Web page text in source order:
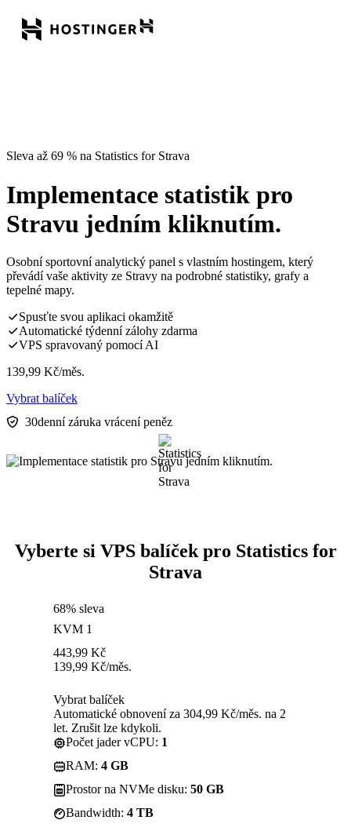
Sleva až 69 % na Statistics for Strava
Implementace statistik pro
Stravu jedním kliknutím.
Osobní sportovní analytický panel s vlastním hostingem, který
převádí vaše aktivity ze Stravy na podrobné statistiky, grafy a
tepelné mapy.
Spusťte svou aplikaci okamžitě
Automatické týdenní zálohy zdarma
VPS spravovaný pomocí AI
139,99 Kč/měs.
Vybrat balíček
30denní záruka vrácení peněz
Vyberte si VPS balíček pro Statistics for
Strava
68% sleva
KVM 1
443,99 Kč
139,99 Kč/měs.
Vybrat balíček
Automatické obnovení za 304,99 Kč/měs. na 2
let. Zrušit lze kdykoli.
Počet jader vCPU: 1
RAM: 4 GB
Prostor na NVMe disku: 50 GB
Bandwidth: 4 TB